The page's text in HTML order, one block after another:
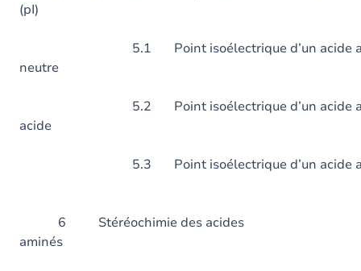
(pI)
5.1 Point isoélectrique d’un acide
neutre
5.2 Point isoélectrique d’un acide
acide
5.3 Point isoélectrique d’un acide
6 Stéréochimie des acides
aminés